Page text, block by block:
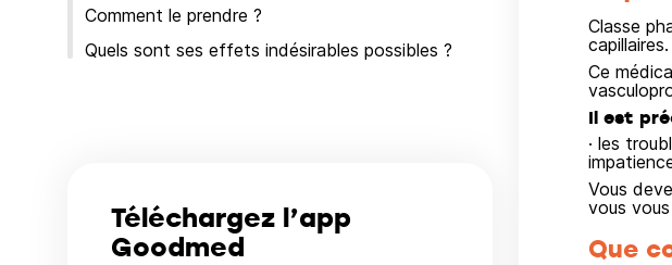
Comment le prendre ?
Quels sont ses effets indésirables possibles ?
Téléchargez l’app
Goodmed
Classe
capillaires.
Ce
Il est
· les
Vous
vous
Que